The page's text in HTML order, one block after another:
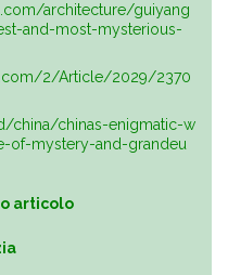
architecture/guiyang
and-most-mysterious-
2/Article/2029/2370
china/chinas-enigmatic-w
of-mystery-and-grandeu
articolo